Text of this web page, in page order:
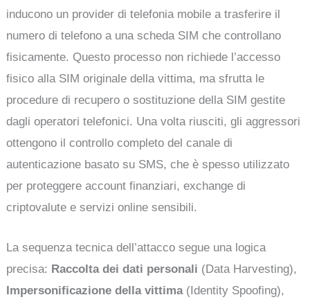
inducono un provider di telefonia mobile a trasferire il
numero di telefono a una scheda SIM che controllano
fisicamente. Questo processo non richiede l’accesso
fisico alla SIM originale della vittima, ma sfrutta le
procedure di recupero o sostituzione della SIM gestite
dagli operatori telefonici. Una volta riusciti, gli aggressori
ottengono il controllo completo del canale di
autenticazione basato su SMS, che è spesso utilizzato
per proteggere account finanziari, exchange di
criptovalute e servizi online sensibili.
La sequenza tecnica dell’attacco segue una logica
precisa: Raccolta dei dati personali (Data Harvesting),
Impersonificazione della vittima(Identity Spoofing),